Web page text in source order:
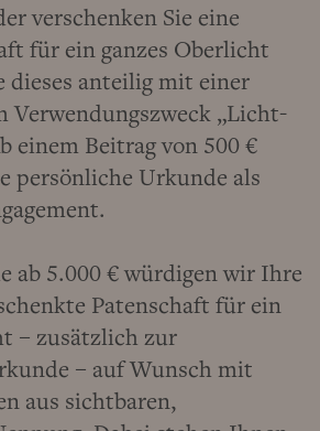
verschenken Sie eine
für ein ganzes Oberlicht
dieses anteilig mit einer
Verwendungszweck „Licht-
einem Beitrag von 500 €
persönliche Urkunde als
ab 5.000 € würdigen wir Ihre
Patenschaft für ein
– zusätzlich zur
– auf Wunsch mit
aus sichtbaren,